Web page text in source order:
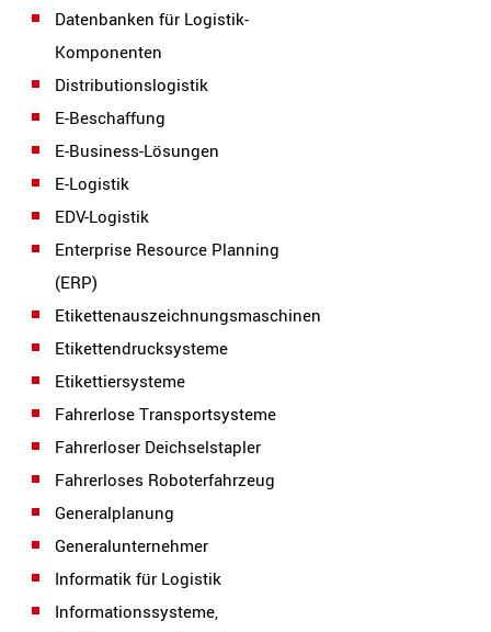
Datenbanken für Logistik-
Komponenten
Distributionslogistik
E-Beschaffung
E-Business-Lösungen
E-Logistik
EDV-Logistik
Enterprise Resource Planning
(ERP)
Etikettenauszeichnungsmaschinen
Etikettendrucksysteme
Etikettiersysteme
Fahrerlose Transportsysteme
Fahrerloser Deichselstapler
Fahrerloses Roboterfahrzeug
Generalplanung
Generalunternehmer
Informatik für Logistik
Informationssysteme,